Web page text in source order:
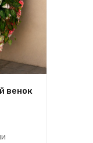
венок